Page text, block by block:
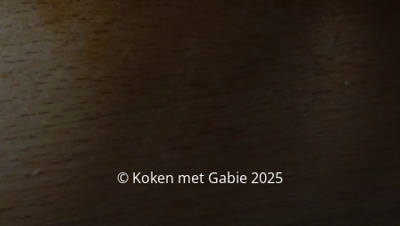
© Koken met Gabie 2025